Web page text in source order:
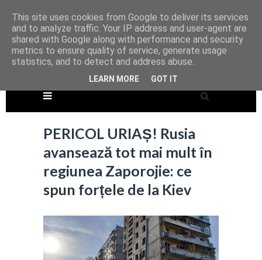
PERICOL URIAȘ! Rusia
avansează tot mai mult în
regiunea Zaporojie: ce
spun forțele de la Kiev
This site uses cookies from Google to deliver its services
and to analyze traffic. Your IP address and user-agent are
shared with Google along with performance and security
metrics to ensure quality of service, generate usage
statistics, and to detect and address abuse.
LEARN MORE GOT IT